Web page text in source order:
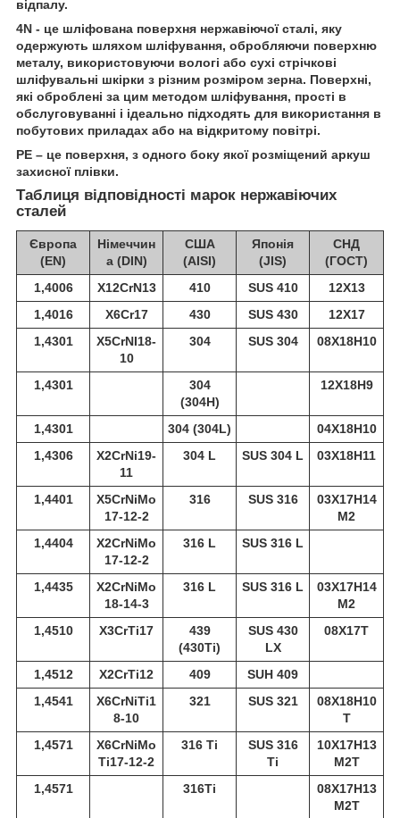
відпалу.
4N - це шліфована поверхня нержавіючої сталі, яку
одержують шляхом шліфування, обробляючи поверхню
металу, використовуючи вологі або сухі стрічкові
шліфувальні шкірки з різним розміром зерна. Поверхні,
які оброблені за цим методом шліфування, прості в
обслуговуванні і ідеально підходять для використання в
побутових приладах або на відкритому повітрі.
РЕ – це поверхня, з одного боку якої розміщений аркуш
захисної плівки.
Таблиця відповідності марок нержавіючих
сталей
Європа
(EN)
Німеччин
а (DIN)
США
(AISI)
Японія
(JIS)
СНД
(ГОСТ)
1,4006
X12CrN13 410 SUS 410
12Х13
1,4016
X6Cr17 430 SUS 430
12Х17
1,4301
X5CrNI18-
10
304 SUS 304 08Х18Н10
1,4301
304
(304H)
12Х18Н9
1,4301 304 (304L)
04Х18Н10
1,4306
X2CrNi19-
11
304 L SUS 304 L 03Х18Н11
1,4401
X5CrNiMo
17-12-2
316 SUS 316
03Х17Н14
М2
1,4404
X2CrNiMo
17-12-2
316 L SUS 316 L
1,4435
X2CrNiMo
18-14-3
316 L SUS 316 L
03Х17Н14
М2
1,4510
X3CrTi17
439
(430Ti)
SUS 430
LX
08Х17Т
1,4512 X2CrTi12 409
SUH 409
1,4541
X6CrNiTi1
8-10
321 SUS 321
08Х18Н10
Т
1,4571
X6CrNiMo
Ti17-12-2
316 Ti
SUS 316
Ti
10Х17Н13
М2Т
1,4571
316Ti
08Х17Н13
М2Т